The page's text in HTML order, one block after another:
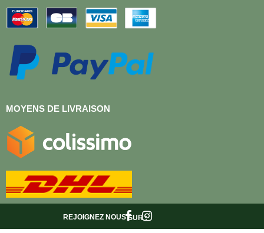
MOYENS DE LIVRAISON
SUR :
REJOIGNEZ NOUS